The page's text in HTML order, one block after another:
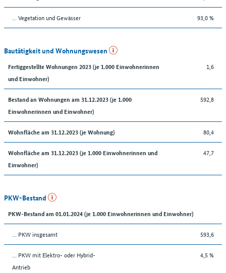
… Vegetation und Gewässer 93,0 %
Bautätigkeit und Wohnungswesen
Fertiggestellte Wohnungen 2023 (je 1.000 Einwohnerinnen
und Einwohner)
1,6
Bestand an Wohnungen am 31.12.2023 (je 1.000
Einwohnerinnen und Einwohner)
592,8
Wohnfläche am 31.12.2023 (je Wohnung) 80,4
Wohnfläche am 31.12.2023 (je 1.000 Einwohnerinnen und
Einwohner)
47,7
PKW-Bestand
PKW-Bestand am 01.01.2024 (je 1.000 Einwohnerinnen und Einwohner)
… PKW insgesamt 593,6
… PKW mit Elektro- oder Hybrid-
Antrieb
4,5 %